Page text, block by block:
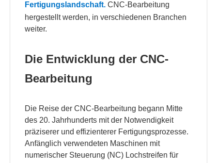
Fertigungslandschaft. CNC-Bearbeitung
hergestellt werden, in verschiedenen Branchen
weiter.
Die Entwicklung der CNC-
Bearbeitung
Die Reise der CNC-Bearbeitung begann Mitte
des 20. Jahrhunderts mit der Notwendigkeit
präziserer und effizienterer Fertigungsprozesse.
Anfänglich verwendeten Maschinen mit
numerischer Steuerung (NC) Lochstreifen für